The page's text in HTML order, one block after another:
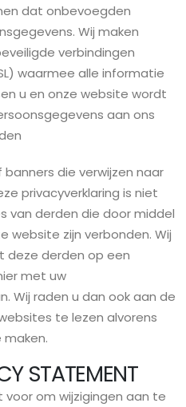
dat onbevoegden
Wij maken
verbindingen
waarmee alle informatie
u en onze website wordt
aan ons
die verwijzen naar
privacyverklaring is niet
van derden die door middel
website zijn verbonden. Wij
deze derden op een
met uw
Wij raden u dan ook aan de
te lezen alvorens
STATEMENT
om wijzigingen aan te